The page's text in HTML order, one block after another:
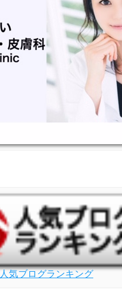
人気ブログランキング